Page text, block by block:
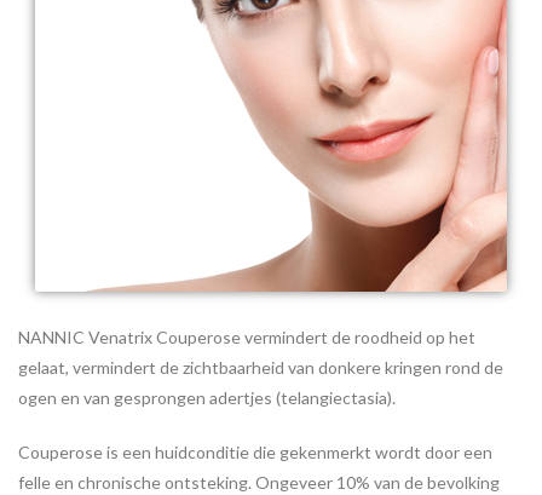
NANNIC Venatrix Couperose vermindert de roodheid op het
gelaat, vermindert de zichtbaarheid van donkere kringen rond de
ogen en van gesprongen adertjes (telangiectasia).
Couperose is een huidconditie die gekenmerkt wordt door een
felle en chronische ontsteking. Ongeveer 10% van de bevolking